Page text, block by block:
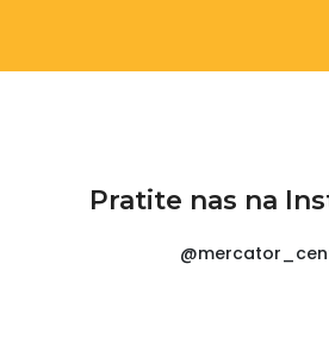
Pratite nas na